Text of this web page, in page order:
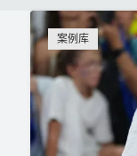
案例库